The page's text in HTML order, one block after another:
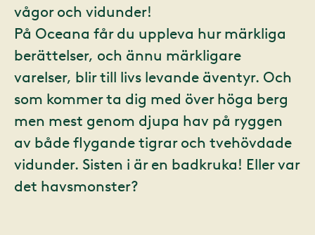
vågor och vidunder!
På Oceana får du uppleva hur märkliga
berättelser, och ännu märkligare
varelser, blir till livs levande äventyr. Och
som kommer ta dig med över höga berg
men mest genom djupa hav på ryggen
av både flygande tigrar och tvehövdade
vidunder. Sisten i är en badkruka! Eller var
det havsmonster?